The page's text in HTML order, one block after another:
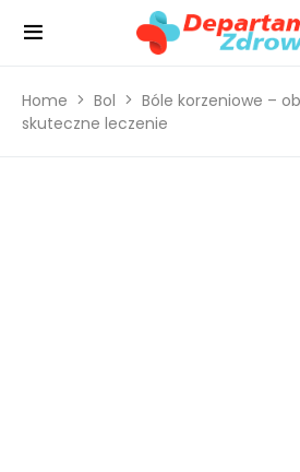
Home Bol
Bóle korzeniowe –
skuteczne leczenie